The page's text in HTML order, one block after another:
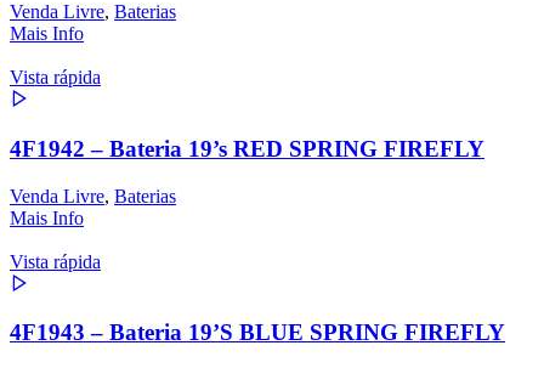
Venda Livre, Baterias
Mais Info
Vista rápida
4F1942 – Bateria 19’s RED SPRING FIREFLY
Venda Livre, Baterias
Mais Info
Vista rápida
4F1943 – Bateria 19’S BLUE SPRING FIREFLY